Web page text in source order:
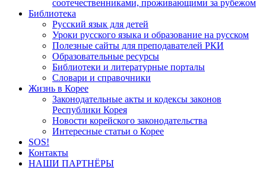
соотечественниками, проживающими за рубежом
Библиотека
Русский язык для детей
Уроки русского языка и образование на русском
Полезные сайты для преподавателей РКИ
Образовательные ресурсы
Библиотеки и литературные порталы
Словари и справочники
Жизнь в Корее
Законодательные акты и кодексы законов
Республики Корея
Новости корейского законодательства
Интересные статьи о Корее
SOS!
Контакты
НАШИ ПАРТНЁРЫ